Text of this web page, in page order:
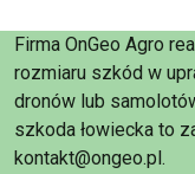
Firma OnGeo Agro
rozmiaru szkód w
dronów lub
szkoda łowiecka to
kontakt@ongeo.pl.